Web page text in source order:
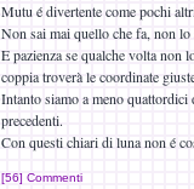
Mutu é divertente come pochi
Non sai mai quello che fa, non
E pazienza se qualche volta non
coppia troverà le coordinate
Intanto siamo a meno quattordici
precedenti.
Con questi chiari di luna non é
[56] Commenti